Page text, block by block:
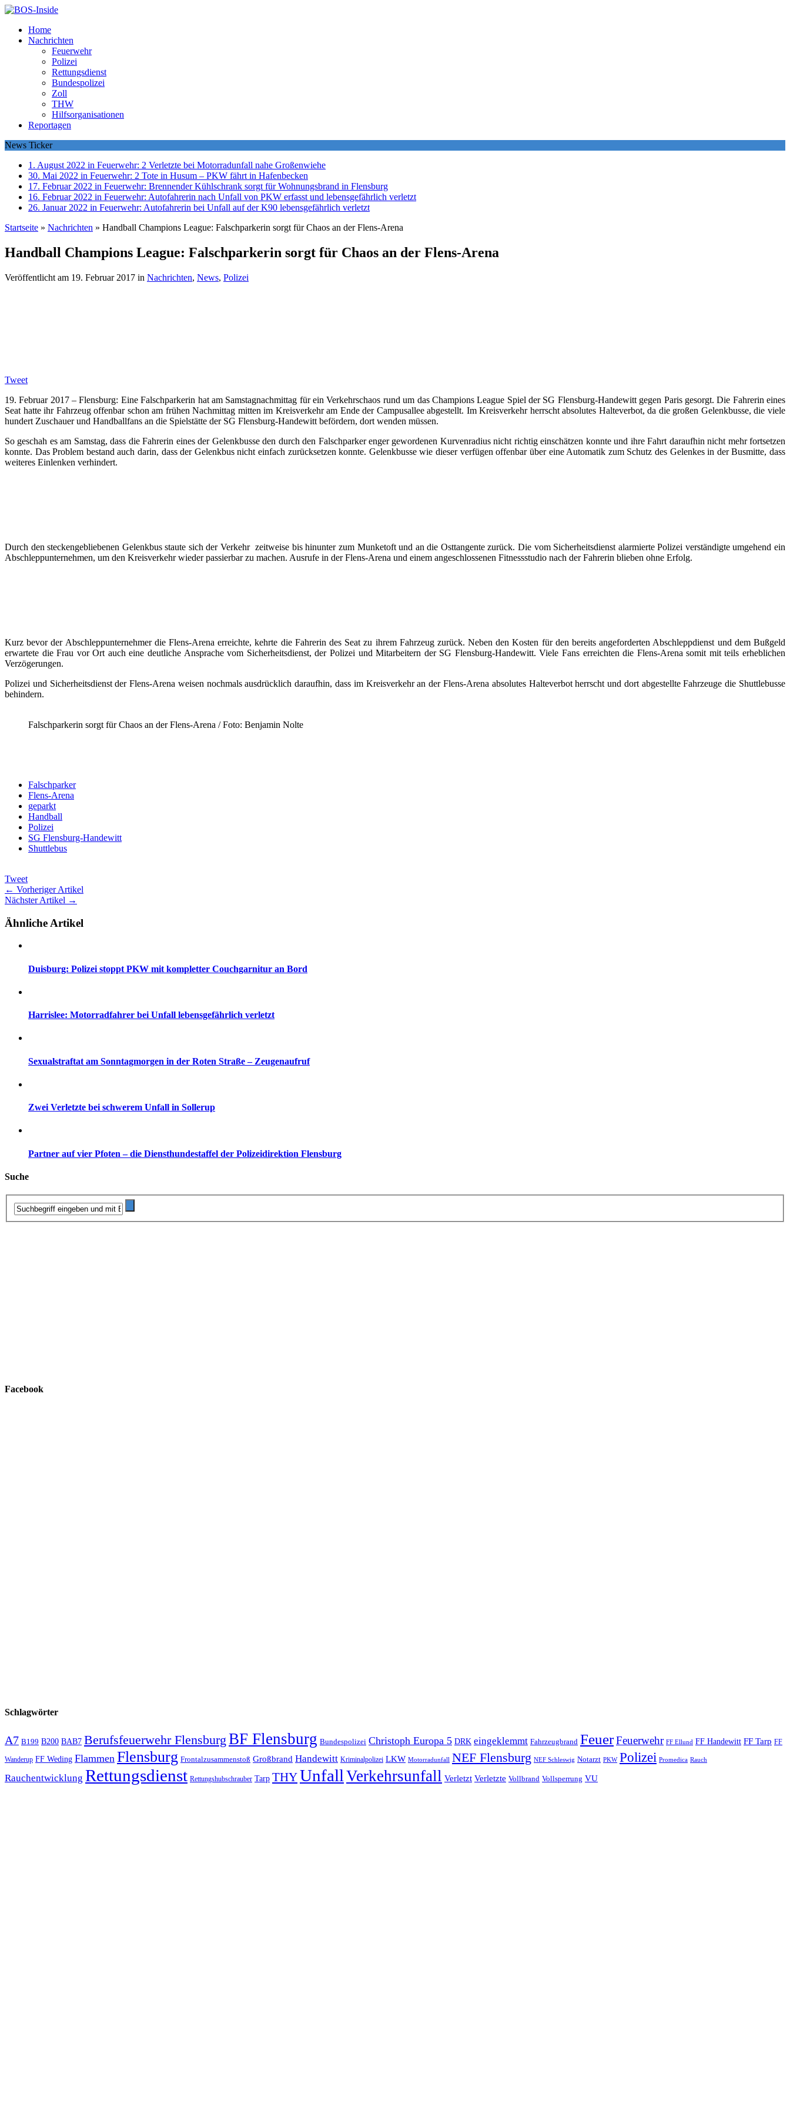
Home
Nachrichten
Feuerwehr
Polizei
Rettungsdienst
Bundespolizei
Zoll
THW
Hilfsorganisationen
Reportagen
News Ticker
1. August 2022 in Feuerwehr: 2 Verletzte bei Motorradunfall nahe Großenwiehe
30. Mai 2022 in Feuerwehr: 2 Tote in Husum – PKW fährt in Hafenbecken
17. Februar 2022 in Feuerwehr: Brennender Kühlschrank sorgt für Wohnungsbrand in Flensburg
16. Februar 2022 in Feuerwehr: Autofahrerin nach Unfall von PKW erfasst und lebensgefährlich verletzt
26. Januar 2022 in Feuerwehr: Autofahrerin bei Unfall auf der K90 lebensgefährlich verletzt
Startseite » Nachrichten » Handball Champions League: Falschparkerin sorgt für Chaos an der Flens-Arena
Handball Champions League: Falschparkerin sorgt für Chaos an der Flens-Arena
Veröffentlicht am 19. Februar 2017 in Nachrichten, News, Polizei
Tweet
19. Februar 2017 – Flensburg: Eine Falschparkerin hat am Samstagnachmittag für ein Verkehrschaos rund um das Champions League Spiel der SG Flensburg-Handewitt gegen Paris gesorgt. Die Fahrerin eines
Seat hatte ihr Fahrzeug offenbar schon am frühen Nachmittag mitten im Kreisverkehr am Ende der Campusallee abgestellt. Im Kreisverkehr herrscht absolutes Halteverbot, da die großen Gelenkbusse, die viele
hundert Zuschauer und Handballfans an die Spielstätte der SG Flensburg-Handewitt befördern, dort wenden müssen.
So geschah es am Samstag, dass die Fahrerin eines der Gelenkbusse den durch den Falschparker enger gewordenen Kurvenradius nicht richtig einschätzen konnte und ihre Fahrt daraufhin nicht mehr fortsetzen
konnte. Das Problem bestand auch darin, dass der Gelenkbus nicht einfach zurücksetzen konnte. Gelenkbusse wie dieser verfügen offenbar über eine Automatik zum Schutz des Gelenkes in der Busmitte, dass
weiteres Einlenken verhindert.
Durch den steckengebliebenen Gelenkbus staute sich der Verkehr zeitweise bis hinunter zum Munketoft und an die Osttangente zurück. Die vom Sicherheitsdienst alarmierte Polizei verständigte umgehend ein
Abschleppunternehmen, um den Kreisverkehr wieder passierbar zu machen. Ausrufe in der Flens-Arena und einem angeschlossenen Fitnessstudio nach der Fahrerin blieben ohne Erfolg.
Kurz bevor der Abschleppunternehmer die Flens-Arena erreichte, kehrte die Fahrerin des Seat zu ihrem Fahrzeug zurück. Neben den Kosten für den bereits angeforderten Abschleppdienst und dem Bußgeld
erwartete die Frau vor Ort auch eine deutliche Ansprache vom Sicherheitsdienst, der Polizei und Mitarbeitern der SG Flensburg-Handewitt. Viele Fans erreichten die Flens-Arena somit mit teils erheblichen
Verzögerungen.
Polizei und Sicherheitsdienst der Flens-Arena weisen nochmals ausdrücklich daraufhin, dass im Kreisverkehr an der Flens-Arena absolutes Halteverbot herrscht und dort abgestellte Fahrzeuge die Shuttlebusse
behindern.
Falschparkerin sorgt für Chaos an der Flens-Arena / Foto: Benjamin Nolte
Falschparker
Flens-Arena
geparkt
Handball
Polizei
SG Flensburg-Handewitt
Shuttlebus
Tweet
← Vorheriger Artikel
Nächster Artikel →
Ähnliche Artikel
Duisburg: Polizei stoppt PKW mit kompletter Couchgarnitur an Bord
Harrislee: Motorradfahrer bei Unfall lebensgefährlich verletzt
Sexualstraftat am Sonntagmorgen in der Roten Straße – Zeugenaufruf
Zwei Verletzte bei schwerem Unfall in Sollerup
Partner auf vier Pfoten – die Diensthundestaffel der Polizeidirektion Flensburg
Suche
Facebook
Schlagwörter
A7 B199 B200 BAB7 Berufsfeuerwehr Flensburg BF Flensburg Bundespolizei Christoph Europa 5 DRK eingeklemmt Fahrzeugbrand FeuerFeuerwehr FF Ellund FF Handewitt FF Tarp FF
Wanderup FF Weding Flammen Flensburg Frontalzusammenstoß Großbrand Handewitt Kriminalpolizei LKW Motorradunfall NEF Flensburg NEF Schleswig Notarzt PKW Polizei Promedica Rauch
Rauchentwicklung Rettungsdienst Rettungshubschrauber Tarp THYUnfall Verkehrsunfall Verletzt Verletzte Vollbrand Vollsperrung VU